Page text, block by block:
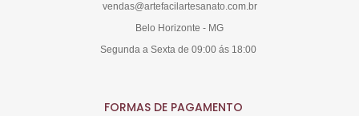
vendas@artefacilartesanato.com.br
Belo Horizonte - MG
Segunda a Sexta de 09:00 ás 18:00
FORMAS DE PAGAMENTO